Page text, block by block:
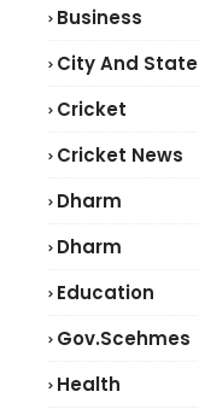
Business
City And State
Cricket
Cricket News
Dharm
Dharm
Education
Gov.scehmes
Health